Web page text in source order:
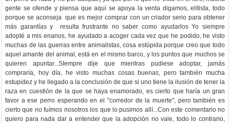
gente se ofende y piensa que aquí se apoya la venta digamos, elitista, todo
porque se aconseja que es mejor comprar con un criador serio para obtener
más garantías y resulta frustrante no saber como ayudarlos Yo siempre
adopté a mis enanos, he ayudado a acoger cada vez que he podido, he visto
muchas de las guerras entre animalistas, cosa estúpida porque creo que todo
aquel amante del animal, está en el mismo barco, y los puntos que muchos se
quieren apuntar...SIempre dije que mientras pudiese adoptar, jamás
compraría, hoy día, he visto muchas cosas buenas, pero también mucha
estupidez y he llegado a la conclusión de que si uno tiene la ilusión de tener la
raza en cuestión de la que se haya enamorado, es cierto que haría un gran
favor a ese perro esperando en el "corredor de la muerte", pero también es
cierto que no fuímos nosotros los que lo pusimos allí...Con este comentario no
quiero para nada dar a entender que la adopción no vale, todo lo contrario,